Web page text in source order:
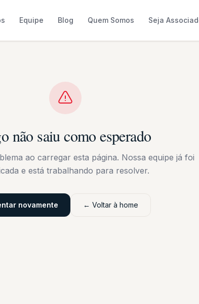
Equipe Blog Quem Somos Seja
não saiu como esperado
ao carregar esta página. Nossa equipe já foi
e está trabalhando para resolver.
novamente ← Voltar à home